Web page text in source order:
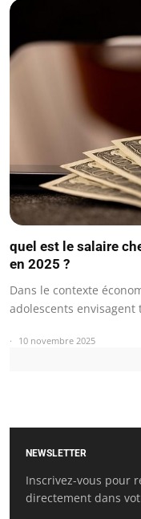
quel est le salaire
en 2025 ?
Dans le contexte
adolescents
10 novembre 2025
NEWSLETTER
Inscrivez-vous pour
directement dans